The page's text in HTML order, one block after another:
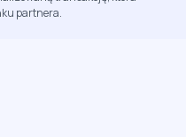
partnera.